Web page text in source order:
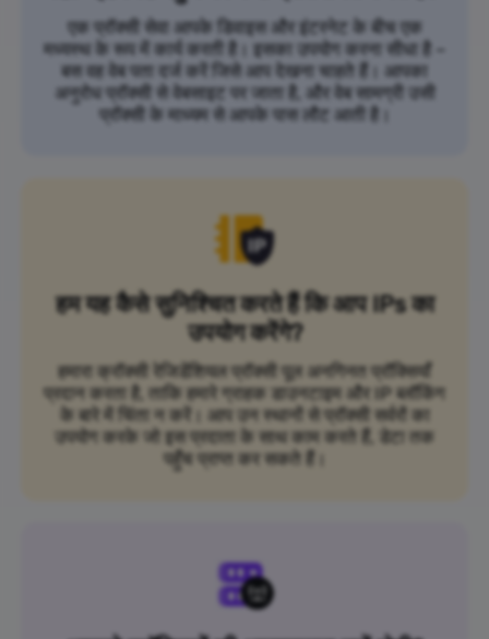
एक प्रॉक्सी सेवा आपके डिवाइस और इंटरनेट के बीच एक
मध्यस्थ के रूप में कार्य करती है। इसका उपयोग करना सीधा है –
बस वह वेब पता दर्ज करें जिसे आप देखना चाहते हैं। आपका
अनुरोध प्रॉक्सी से वेबसाइट पर जाता है, और वेब सामग्री उसी
प्रॉक्सी के माध्यम से आपके पास लौट आती है।
हम यह कैसे सुनिश्चित करते हैं कि आप IPs का
उपयोग करेंगे?
हमारा क्रॉक्सी रेजिडेंशियल प्रॉक्सी पूल अनगिनत प्रॉक्सियाँ
प्रदान करता है, ताकि हमारे ग्राहक डाउनटाइम और IP ब्लॉकिंग
के बारे में चिंता न करें। आप उन स्थानों से प्रॉक्सी सर्वरों का
उपयोग करके जो इस प्रदाता के साथ काम करते हैं, डेटा तक
पहुँच प्राप्त कर सकते हैं।